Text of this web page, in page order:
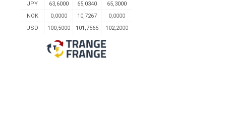
JPY
63,6000 65,0340
65,3000
NOK
0,0000 10,7267
0,0000
USD
100,5000 101,7565 102,2000